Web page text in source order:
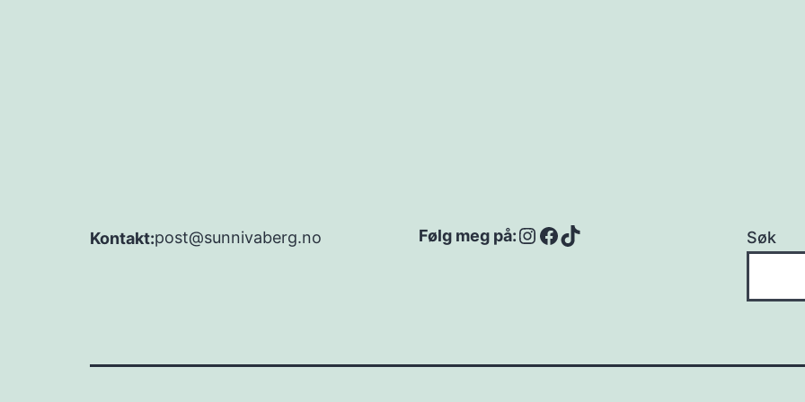
Kontakt:post@sunnivaberg.no Følg meg på:Instagram
Facebook
TikTok Søk